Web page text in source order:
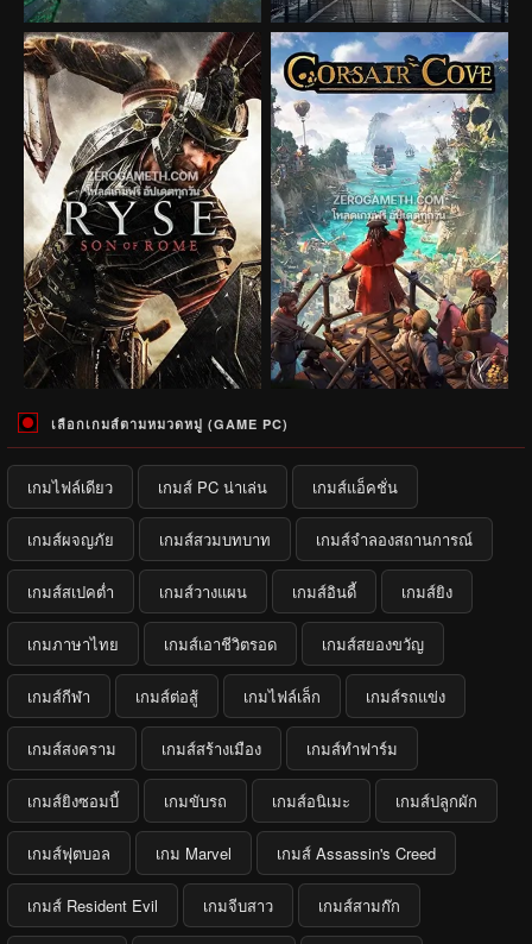
เลือกเกมส์ตามหมวดหมู่ (GAME PC)
เกมไฟล์เดียว เกมส์ PC น่าเล่น เกมส์แอ็คชั่น
เกมส์ผจญภัย เกมส์สวมบทบาท เกมส์จำลองสถานการณ์
เกมส์สเปคต่ำ เกมส์วางแผน เกมส์อินดี้ เกมส์ยิง
เกมภาษาไทย เกมส์เอาชีวิตรอด เกมส์สยองขวัญ
เกมส์กีฬา เกมส์ต่อสู้ เกมไฟล์เล็ก เกมส์รถแข่ง
เกมส์สงคราม เกมส์สร้างเมือง เกมส์ทำฟาร์ม
เกมส์ยิงซอมบี้ เกมขับรถ เกมส์อนิเมะ เกมส์ปลูกผัก
เกมส์ฟุตบอล เกม Marvel เกมส์ Assassin's Creed
เกมส์ Resident Evil เกมจีบสาว เกมส์สามก๊ก